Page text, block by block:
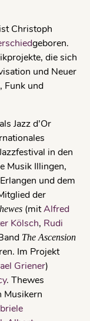
Christoph
geboren.
die sich
und Neuer
Funk und
Jazz d’Or
in den
Musik Illingen,
und dem
der
(mitAlfred
Kölsch, Rudi
The Ascension
Im Projekt
Griener)
. Thewes
Musikern